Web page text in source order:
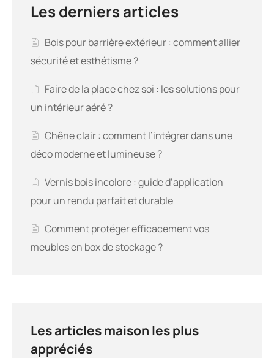
Les derniers articles
Bois pour barrière extérieur : comment allier
sécurité et esthétisme ?
Faire de la place chez soi : les solutions pour
un intérieur aéré ?
Chêne clair : comment l’intégrer dans une
déco moderne et lumineuse ?
Vernis bois incolore : guide d’application
pour un rendu parfait et durable
Comment protéger efficacement vos
meubles en box de stockage ?
Les articles maison les plus
appréciés